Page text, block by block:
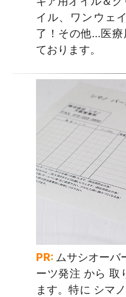
イル、ワンウェ
了！その他…医療
ております。
PR: ムサシオーバ
ーツ発注 から 取
ます。特に シマ